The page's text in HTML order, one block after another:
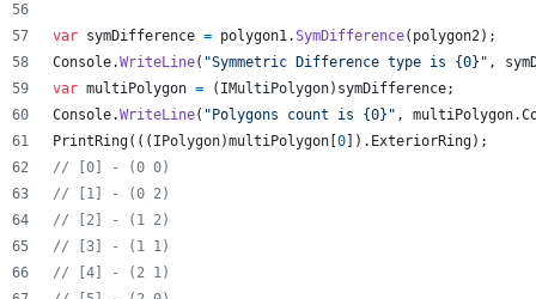
var symDifference = polygon1.SymDifference( polygon2) ;
Console.WriteLine( "Symmetric Difference type is {0}" ,
var multiPolygon = ( IMultiPolygon) symDifference;
Console.WriteLine( "Polygons count is {0}" , multiPolygon.
PrintRing( ( ( IPolygon)multiPolygon 0 ) . ExteriorRing) ;
// [0] - (0 0)
// [1] - (0 2)
// [2] - (1 2)
// [3] - (1 1)
// [4] - (2 1)